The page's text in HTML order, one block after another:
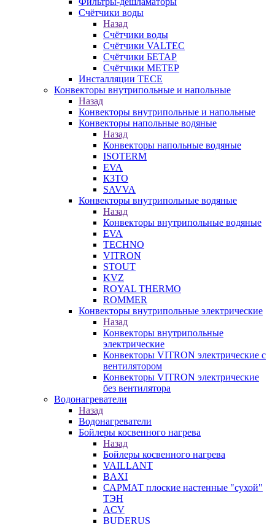
Счётчики воды
Назад
Счётчики воды
Счётчики VALTEC
Счётчики БЕТАР
Счётчики МЕТЕР
Инсталляции TECE
Конвекторы внутрипольные и напольные
Назад
Конвекторы внутрипольные и напольные
Конвекторы напольные водяные
Назад
Конвекторы напольные водяные
ISOTERM
EVA
КЗТО
SAVVA
Конвекторы внутрипольные водяные
Назад
Конвекторы внутрипольные водяные
EVA
TECHNO
VITRON
STOUT
KVZ
ROYAL THERMO
ROMMER
Конвекторы внутрипольные электрические
Назад
Конвекторы внутрипольные
электрические
Конвекторы VITRON электрические с
вентилятором
Конвекторы VITRON электрические
без вентилятора
Водонагреватели
Назад
Водонагреватели
Бойлеры косвенного нагрева
Назад
Бойлеры косвенного нагрева
VAILLANT
BAXI
САРМАТ плоские настенные "сухой"
ТЭН
ACV
BUDERUS